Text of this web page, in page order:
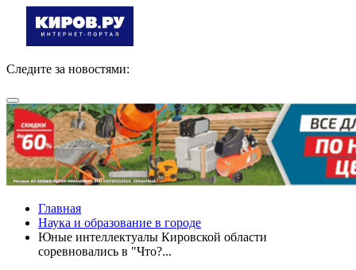
Следите за новостями:
Главная
Наука и образование в городе
Юные интеллектуалы Кировской области
соревновались в "Что?...